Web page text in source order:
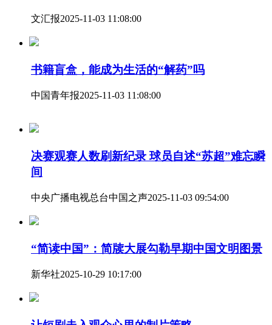
文汇报2025-11-03 11:08:00
书籍盲盒，能成为生活的“解药”吗
中国青年报2025-11-03 11:08:00
决赛观赛人数刷新纪录 球员自述“苏超”难忘瞬
间
中央广播电视总台中国之声2025-11-03 09:54:00
“简读中国”：简牍大展勾勒早期中国文明图景
新华社2025-10-29 10:17:00